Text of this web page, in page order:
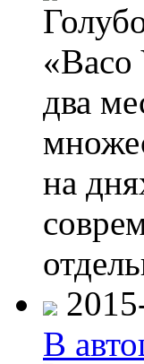
«Baco
два
на
В